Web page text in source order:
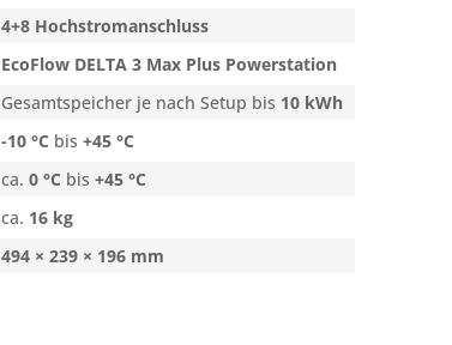
4+8 Hochstromanschluss
EcoFlow DELTA 3 Max Plus Powerstation
Gesamtspeicher je nach Setup bis 10 kWh
-10 °C bis +45 °C
ca. 0 °C bis +45 °C
ca. 16 kg
494 × 239 × 196 mm